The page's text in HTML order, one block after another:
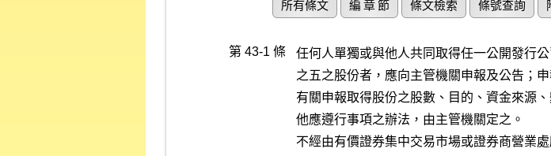
所有條文 編 章 節 條文檢索 條號查詢
第 43-1 條
任何人單獨或與他人共同取得任一公開發行
之五之股份者，應向主管機關申報及公告；
有關申報取得股份之股數、目的、資金來源
他應遵行事項之辦法，由主管機關定之。
不經由有價證券集中交易市場或證券商營業